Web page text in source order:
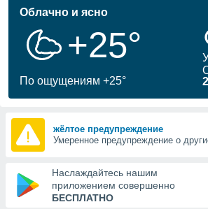
Вы можете
к этому
доступ
Облачно и ясно
+25°
По ощущениям +25°
жёлтое предупреждение
Умеренное предупреждение о
Наслаждайтесь нашим
приложением совершенно
БЕСПЛАТНО